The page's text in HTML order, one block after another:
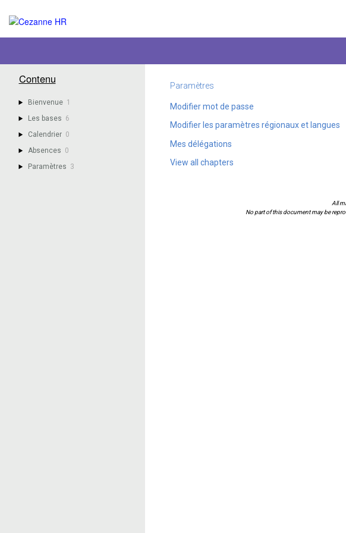
Paramètres
Modifier mot de passe
Modifier les paramètres régionaux et langues
Mes délégations
View all chapters
Contenu
Bienvenue 1
Les bases 6
Calendrier 0
Absences 0
Paramètres 3